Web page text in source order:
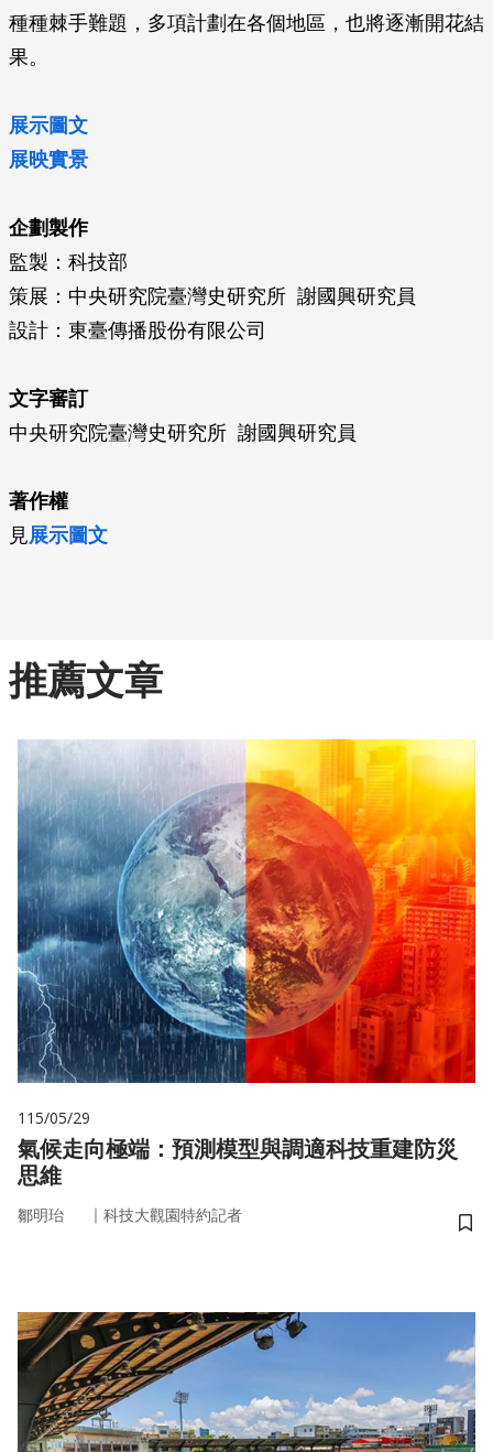
種種棘手難題，多項計劃在各個地區，也將逐漸開花結
果。
展示圖文
展映實景
企劃製作
監製：科技部
策展：中央研究院臺灣史研究所 謝國興研究員
設計：東臺傳播股份有限公司
文字審訂
中央研究院臺灣史研究所 謝國興研究員
著作權
見展示圖文
推薦文章
115/05/29
氣候走向極端：預測模型與調適科技重建防災
思維
鄒明珆 ｜ 科技大觀園特約記者
儲